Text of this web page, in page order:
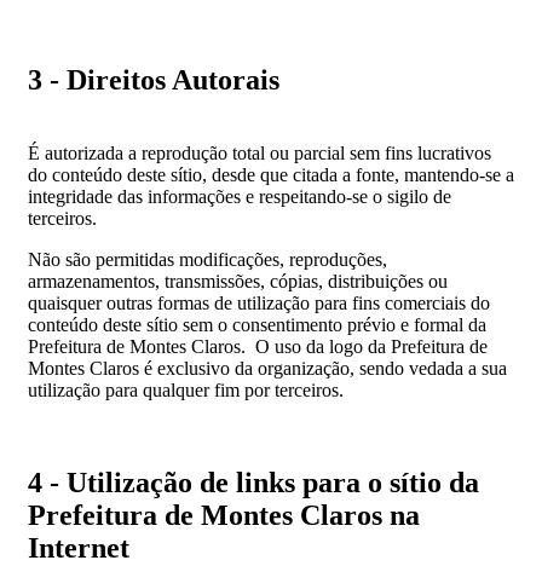
3 - Direitos Autorais
É autorizada a reprodução total ou parcial sem fins lucrativos
do conteúdo deste sítio, desde que citada a fonte, mantendo-se a
integridade das informações e respeitando-se o sigilo de
terceiros.
Não são permitidas modificações, reproduções,
armazenamentos, transmissões, cópias, distribuições ou
quaisquer outras formas de utilização para fins comerciais do
conteúdo deste sítio sem o consentimento prévio e formal da
Prefeitura de Montes Claros. O uso da logo da Prefeitura de
Montes Claros é exclusivo da organização, sendo vedada a sua
utilização para qualquer fim por terceiros.
4 - Utilização de links para o sítio da
Prefeitura de Montes Claros na
Internet